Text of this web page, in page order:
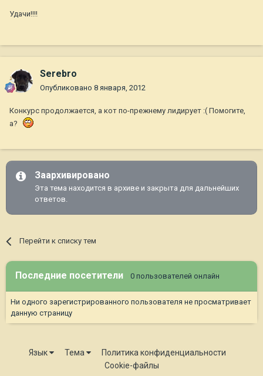
Удачи!!!!
Serebro
Опубликовано 8 января, 2012
Конкурс продолжается, а кот по-прежнему лидирует :( Помогите,
а?
Заархивировано
Эта тема находится в архиве и закрыта для дальнейших
ответов.
Перейти к списку тем
Последние посетители 0 пользователей онлайн
Ни одного зарегистрированного пользователя не просматривает
данную страницу
Язык Тема
Политика конфиденциальности
Cookie-файлы